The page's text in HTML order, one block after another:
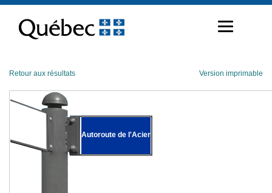
contenu
Retour aux résultats Version imprimable
Autoroute de l'Acier